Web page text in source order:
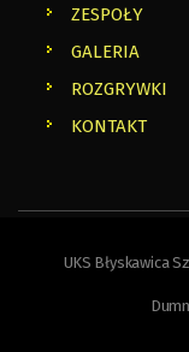
ZESPOŁY
GALERIA
ROZGRYWKI
KONTAKT
UKS Błyskawica